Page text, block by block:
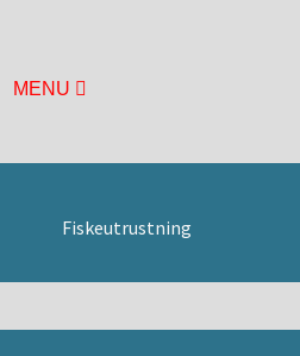
MENU
MUSEIFÖRENINGEN
BÅTHALLEN
Fiskeutrustning